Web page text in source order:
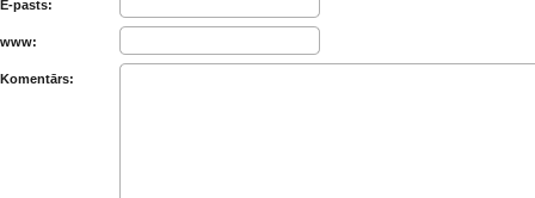
E-pasts:
www:
Komentārs: